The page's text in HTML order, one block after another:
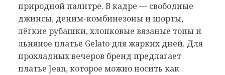
природной палитре. В кадре — свободные
джинсы, деним-комбинезоны и шорты,
лёгкие рубашки, хлопковые вязаные топы и
льняное платье Gelato для жарких дней. Для
прохладных вечеров бренд предлагает
платье Jean, которое можно носить как